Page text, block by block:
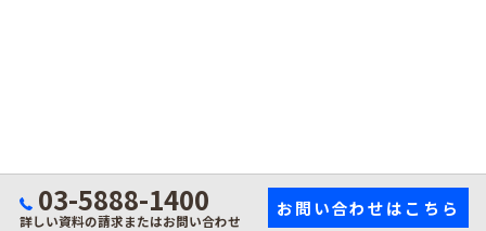
03-5888-1400
詳しい資料の請求またはお問い合わせ
お問い合わせはこちら